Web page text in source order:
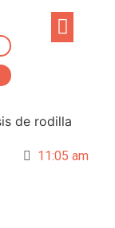
11:05 am